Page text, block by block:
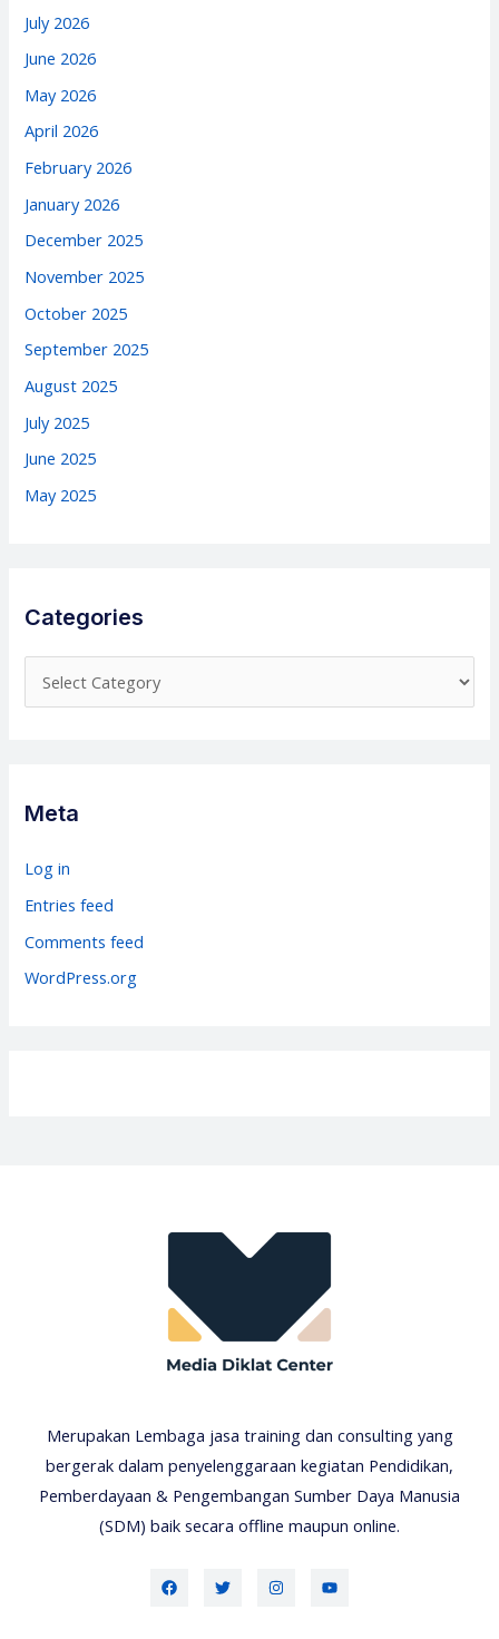
July 2026
June 2026
May 2026
April 2026
February 2026
January 2026
December 2025
November 2025
October 2025
September 2025
August 2025
July 2025
June 2025
May 2025
Categories
a
g
r
i
Meta
Log in
Entries feed
Comments feed
WordPress.org
Merupakan Lembaga jasa training dan consulting yang
bergerak dalam penyelenggaraan kegiatan Pendidikan,
Pemberdayaan & Pengembangan Sumber Daya Manusia
(SDM) baik secara offline maupun online.